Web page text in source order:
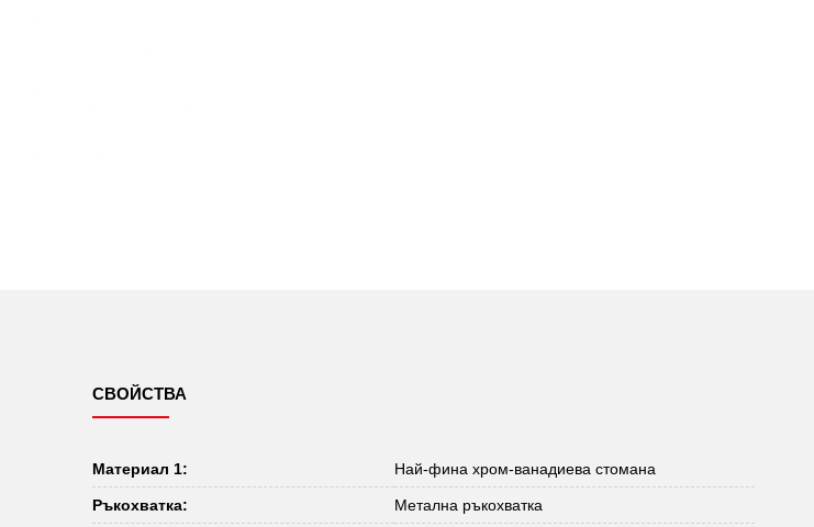
СВОЙСТВА
Материал 1: Най-фина хром-ванадиева стомана
Ръкохватка: Метална ръкохватка